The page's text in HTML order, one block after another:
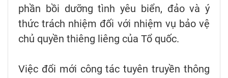
phần bồi dưỡng tình yêu biển, đảo và ý
thức trách nhiệm đối với nhiệm vụ bảo vệ
chủ quyền thiêng liêng của Tổ quốc.
Việc đổi mới công tác tuyên truyền thông